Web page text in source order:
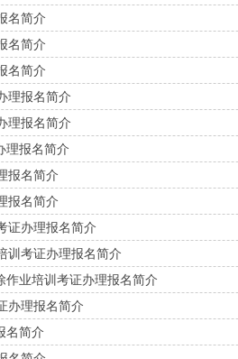
名简介
名简介
名简介
理报名简介
理报名简介
理报名简介
报名简介
报名简介
证办理报名简介
训考证办理报名简介
作业培训考证办理报名简介
办理报名简介
名简介